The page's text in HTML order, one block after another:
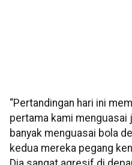
“Pertandingan hari ini
pertama kami menguasai
banyak menguasai bola
kedua mereka pegang